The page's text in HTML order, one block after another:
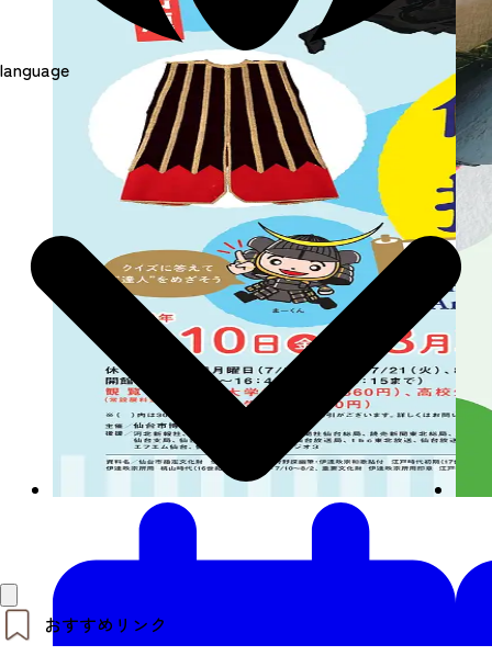
language
おすすめリンク